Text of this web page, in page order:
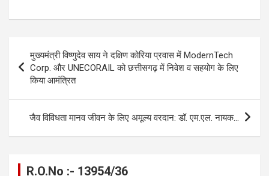
ce
b
o
o
k
se
n
g
er
at
A
p
e
gr
a
ail py
Li
n
ar
e
navigation
मुख्यमंत्री विष्णुदेव साय ने दक्षिण कोरिया प्रवास में ModernTech
Corp. और UNECORAIL को छत्तीसगढ़ में निवेश व सहयोग के लिए
किया आमंत्रित
जैव विविधता मानव जीवन के लिए अमूल्य वरदान: डॉ. एम.एल. नायक…
R.O.No :- 13954/36